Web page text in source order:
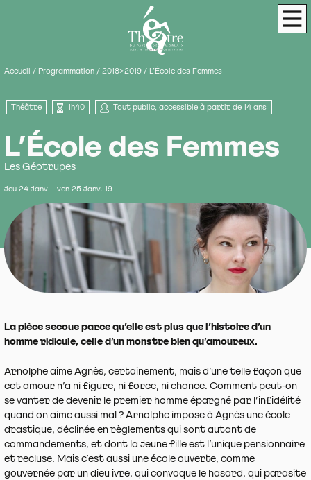
Théâtre du Pays de Morlaix Scène de
Accueil / Programmation / 2018>2019 / L’École des Femmes
Théâtre 1h40 Tout public, accessible à partir de 14 ans
L’École des Femmes
Les Géotrupes
jeu 24 janv. - ven 25 janv. 19
La pièce secoue parce qu’elle est plus que l’histoire d’un
homme ridicule, celle d’un monstre bien qu’amoureux.
Arnolphe aime Agnès, certainement, mais d’une telle façon que
cet amour n’a ni figure, ni force, ni chance. Comment peut-on
se vanter de devenir le premier homme épargné par l’infidélité
quand on aime aussi mal ? Arnolphe impose à Agnès une école
drastique, déclinée en règlements qui sont autant de
commandements, et dont la jeune fille est l’unique pensionnaire
et recluse. Mais c’est aussi une école ouverte, comme
gouvernée par un dieu ivre, qui convoque le hasard, qui parasite